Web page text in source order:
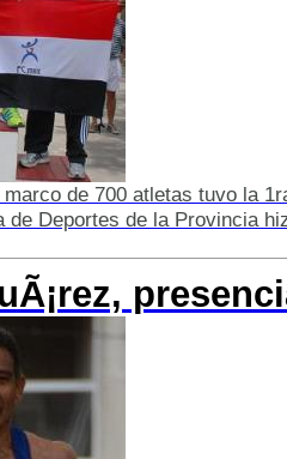
de 700 atletas tuvo la
de Deportes de la Provincia